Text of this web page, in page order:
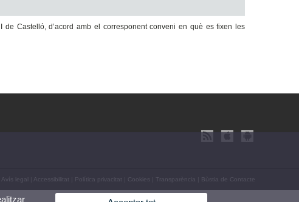
Castelló, d’acord amb el corresponent conveni en què es fixen les
Avís legal Accessibilitat Política privacitat Cookies Transparència Bùstia de Contacte